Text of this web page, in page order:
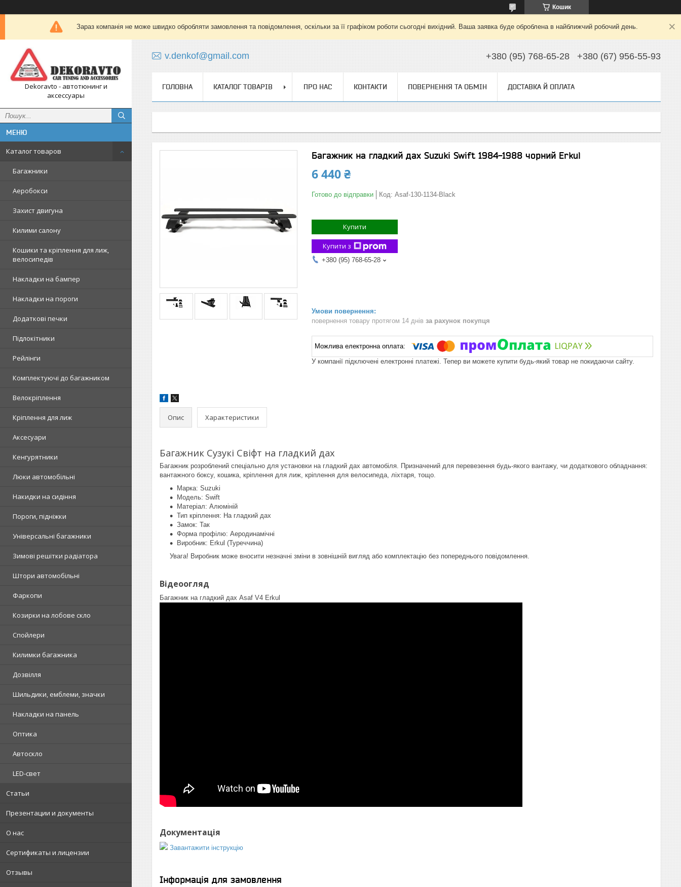
Кошик
Зараз компанія не може швидко обробляти замовлення та повідомлення, оскільки за її графіком роботи сьогодні вихідний. Ваша заявка буде оброблена в найближчий робочий день.
Dekoravto - автотюнинг и
аксессуары
Каталог товаров
Багажники
Аеробокси
Захист двигуна
Килими салону
Кошики та кріплення для лиж,
велосипедів
Накладки на бампер
Накладки на пороги
Додаткові печки
Підлокітники
Рейлінги
Комплектуючі до багажником
Велокріплення
Кріплення для лиж
Аксесуари
Кенгурятники
Люки автомобільні
Накидки на сидіння
Пороги, підніжки
Універсальні багажники
Зимові решітки радіатора
Штори автомобільні
Фаркопи
Козирки на лобове скло
Спойлери
Килимки багажника
Дозвілля
Шильдики, емблеми, значки
Накладки на панель
Оптика
Автоскло
LED-свет
Статьи
Презентации и документы
О нас
Сертификаты и лицензии
Отзывы
v.denkof@gmail.com +380 (95) 768-65-28 +380 (67) 956-55-93
ГОЛОВНА КАТАЛОГ ТОВАРІВ ПРО НАС КОНТАКТИ ПОВЕРНЕННЯ ТА ОБМІН ДОСТАВКА Й ОПЛАТА
Багажник на гладкий дах Suzuki Swift 1984-1988 чорний Erkul
6 440 ₴
Готово до відправки Код: Asaf-130-1134-Black
Купити
Купити з
+380 (95) 768-65-28
повернення товару протягом 14 днів за рахунок покупця
У компанії підключені електронні платежі. Тепер ви можете купити будь-який товар не покидаючи сайту.
Опис Характеристики
Багажник Сузукі Свіфт на гладкий дах
Багажник розроблений спеціально для установки на гладкий дах автомобіля. Призначений для перевезення будь-якого вантажу, чи додаткового обладнання:
вантажного боксу, кошика, кріплення для лиж, кріплення для велосипеда, ліхтаря, тощо.
Марка: Suzuki
Модель: Swift
Матеріал: Алюміній
Тип кріплення: На гладкий дах
Замок: Так
Форма профілю: Аеродинамічні
Виробник: Erkul (Туреччина)
Увага! Виробник може вносити незначні зміни в зовнішній вигляд або комплектацію без попереднього повідомлення.
Відеоогляд
Багажник на гладкий дах Asaf V4 Erkul
Документація
Завантажити інструкцію
Інформація для замовлення